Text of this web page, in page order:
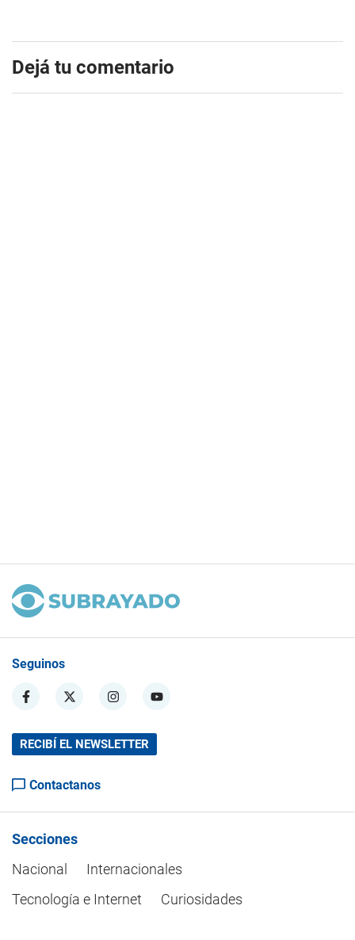
Dejá tu comentario
Seguinos
RECIBÍ EL NEWSLETTER
Contactanos
Secciones
Nacional
Internacionales
Tecnología e Internet
Curiosidades